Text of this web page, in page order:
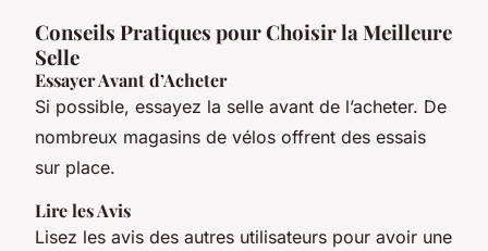
Conseils Pratiques pour Choisir la Meilleure
Selle
Essayer Avant d’Acheter
Si possible, essayez la selle avant de l’acheter. De
nombreux magasins de vélos offrent des essais
sur place.
Lire les Avis
Lisez les avis des autres utilisateurs pour avoir une